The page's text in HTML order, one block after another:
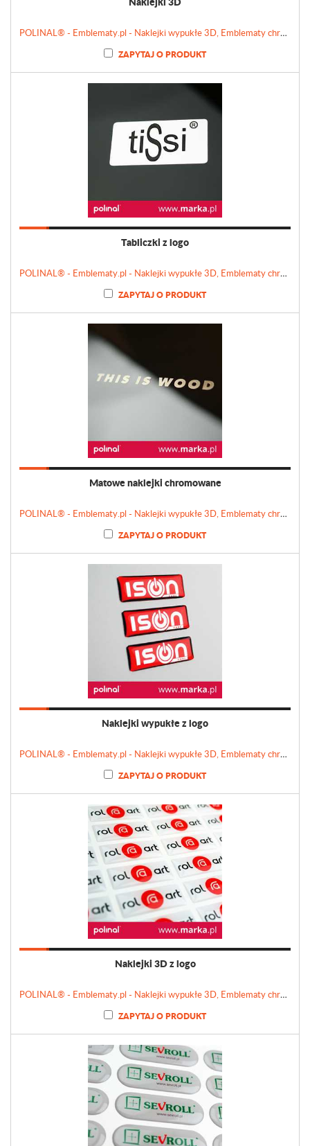
POLINAL® - Emblematy.pl - Naklejki wypukłe 3D, Emblematy chromowane, Tabliczki, Etykiety
ZAPYTAJ O PRODUKT
Tabliczki z logo
POLINAL® - Emblematy.pl - Naklejki wypukłe 3D, Emblematy chromowane, Tabliczki, Etykiety
ZAPYTAJ O PRODUKT
Matowe naklejki chromowane
POLINAL® - Emblematy.pl - Naklejki wypukłe 3D, Emblematy chromowane, Tabliczki, Etykiety
ZAPYTAJ O PRODUKT
Naklejki wypukłe z logo
POLINAL® - Emblematy.pl - Naklejki wypukłe 3D, Emblematy chromowane, Tabliczki, Etykiety
ZAPYTAJ O PRODUKT
Naklejki 3D z logo
POLINAL® - Emblematy.pl - Naklejki wypukłe 3D, Emblematy chromowane, Tabliczki, Etykiety
ZAPYTAJ O PRODUKT